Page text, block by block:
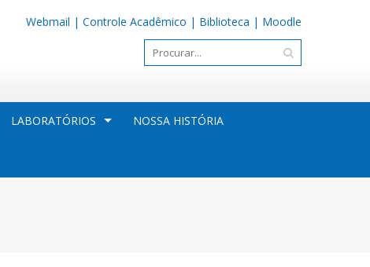
Webmail | Controle Acadêmico | Biblioteca | Moodle
LABORATÓRIOS NOSSA HISTÓRIA